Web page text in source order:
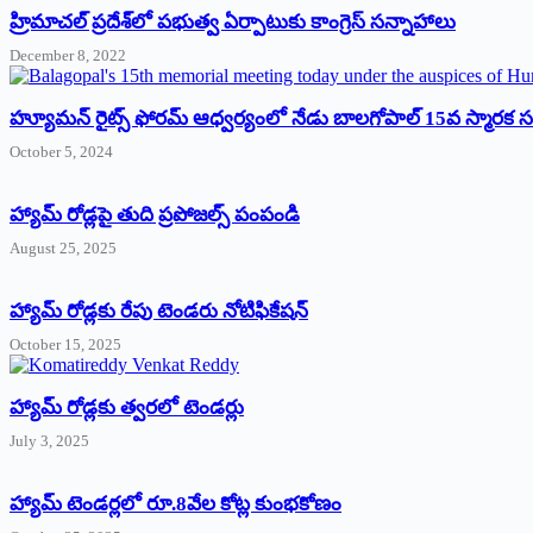
‌హ్రిమాచల్‌ ‌ప్రదేశ్‌లో పభుత్వ ఏర్పాటుకు కాంగ్రెస్‌ ‌సన్నాహాలు
December 8, 2022
హ్యూమన్‌ రైట్స్‌ ఫోరమ్‌ ఆధ్వర్యంలో నేడు బాలగోపాల్‌ 15వ స్మారక
October 5, 2024
హ్యామ్‌ రోడ్లపై తుది ప్రపోజల్స్‌ పంపండి
August 25, 2025
హ్యామ్‌ రోడ్లకు రేపు టెండరు నోటిఫికేషన్‌
October 15, 2025
హ్యామ్‌ రోడ్లకు త్వరలో టెండర్లు
July 3, 2025
హ్యామ్‌ ‌టెండర్లలో రూ.8వేల కోట్ల కుంభకోణం